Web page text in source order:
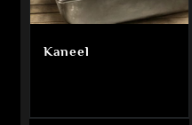
Kaneel